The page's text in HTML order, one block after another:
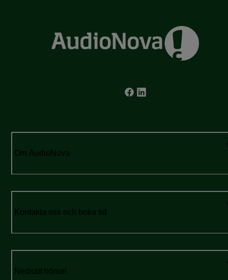
Om AudioNova
Kontakta oss och boka tid
Nedsatt hörsel